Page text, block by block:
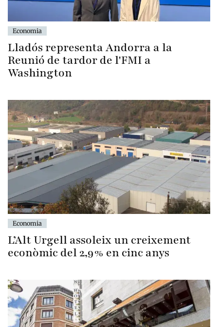
Economia
Lladós representa Andorra a la
Reunió de tardor de l'FMI a
Washington
Economia
L’Alt Urgell assoleix un creixement
econòmic del 2,9% en cinc anys